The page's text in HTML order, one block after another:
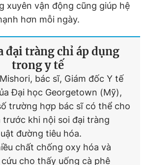
xuyên vận động cũng giúp hệ
hơn mỗi ngày.
đại tràng chỉ áp dụng
trong y tế
bác sĩ, Giám đốc Y tế
Đại học Georgetown (Mỹ),
trường hợp bác sĩ có thể cho
trước khi nội soi đại tràng
đường tiêu hóa.
chất chống oxy hóa và
cho thấy uống cà phê